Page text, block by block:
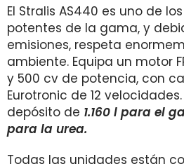
El Stralis AS440 es uno de
potentes de la gama, y
emisiones, respeta
ambiente. Equipa un motor
y 500 cv de potencia, con
Eurotronic de 12
depósito de 1.160 l para el
para la urea.
Todas las unidades están